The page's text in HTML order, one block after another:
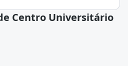
Centro Universitário